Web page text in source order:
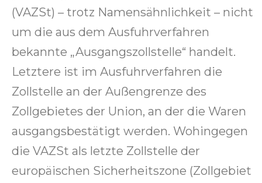
(VAZSt) – trotz Namensähnlichkeit – nicht
um die aus dem Ausfuhrverfahren
bekannte „Ausgangszollstelle“ handelt.
Letztere ist im Ausfuhrverfahren die
Zollstelle an der Außengrenze des
Zollgebietes der Union, an der die Waren
ausgangsbestätigt werden. Wohingegen
die VAZSt als letzte Zollstelle der
europäischen Sicherheitszone (Zollgebiet